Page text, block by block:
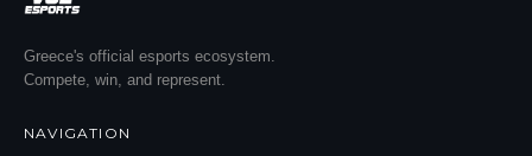
Greece's official esports ecosystem.
Compete, win, and represent.
NAVIGATION